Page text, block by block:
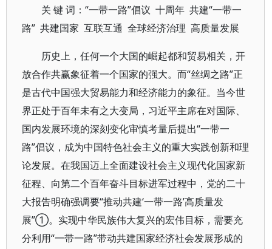
关 键 词：“一带一路”倡议 十周年 共建“一带一
路” 共建国家 互联互通 全球经济治理 高质量发展
历史上，任何一个大国的崛起都和贸易相关，开
放合作共赢象征着一个国家的强大。而“丝绸之路”正
是古代中国强大贸易能力和经济能力的象征。当今世
界正处于百年未有之大变局，习近平主席在对国际、
国内发展环境的深刻变化审慎考量后提出“一带一
路”倡议，成为中国特色社会主义的重大实践创新和理
论发展。在我国迈上全面建设社会主义现代化国家新
征程、向第二个百年奋斗目标进军过程中，党的二十
大报告明确强调要“推动共建‘一带一路’高质量发
展”①。实现中华民族伟大复兴的宏伟目标，需要充
分利用“一带一路”带动共建国家经济社会发展形成的